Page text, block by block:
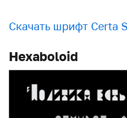
Скачать шрифт Certa
Hexaboloid